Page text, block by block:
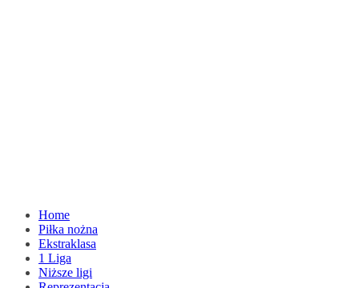
Home
Piłka nożna
Ekstraklasa
1 Liga
Niższe ligi